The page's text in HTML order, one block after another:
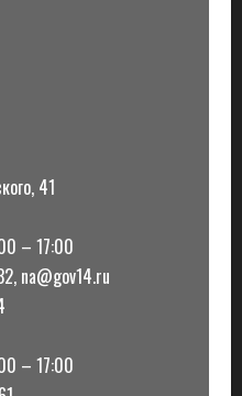
41
– 17:00
na@gov14.ru
– 17:00